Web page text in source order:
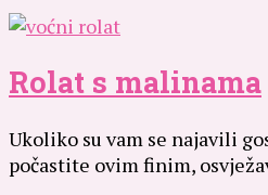
Rolat s malinama
Ukoliko su vam se najavili
počastite ovim finim,